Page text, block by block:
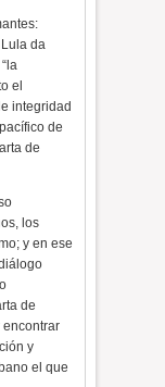
da
el
integridad
de
de
los
y en ese
de
encontrar
y
el que